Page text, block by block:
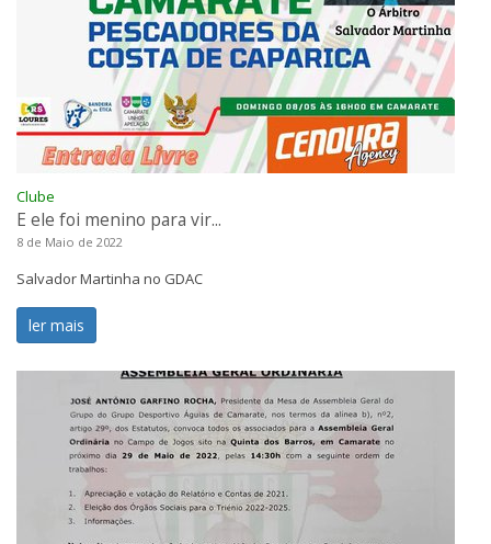
Clube
E ele foi menino para vir...
8 de Maio de 2022
Salvador Martinha no GDAC
ler mais